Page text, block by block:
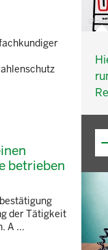
betrieben
der Tätigkeit
A ...
©